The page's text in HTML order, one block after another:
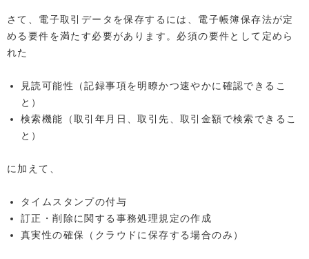
さて、電子取引データを保存するには、電子帳簿保存法が定
める要件を満たす必要があります。必須の要件として定めら
れた
見読可能性（記録事項を明瞭かつ速やかに確認できるこ
と）
検索機能（取引年月日、取引先、取引金額で検索できるこ
と）
に加えて、
タイムスタンプの付与
訂正・削除に関する事務処理規定の作成
真実性の確保（クラウドに保存する場合のみ）